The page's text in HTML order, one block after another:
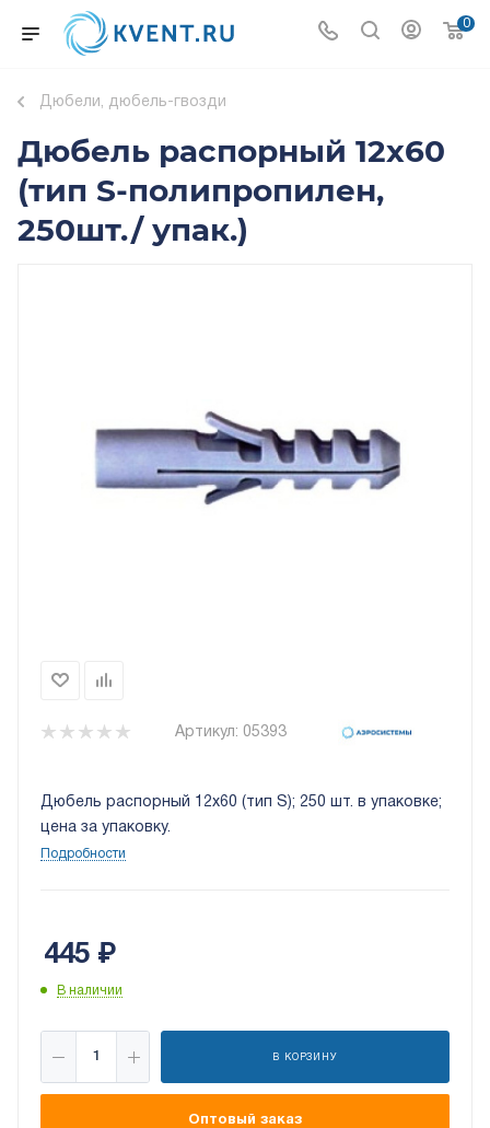
0
Дюбели, дюбель-гвозди
Дюбель распорный 12x60
(тип S-полипропилен,
250шт./ упак.)
Артикул: 05393
Дюбель распорный 12x60 (тип S); 250 шт. в упаковке;
цена за упаковку.
Подробности
445 ₽
В наличии
В КОРЗИНУ
Оптовый заказ